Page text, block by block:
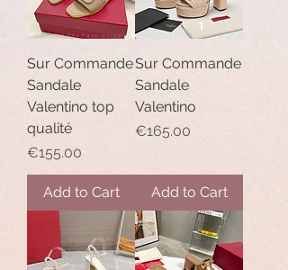
Sur Commande
Sandale
Valentino top
qualité
Price
€155.00
Add to Cart
Sur Commande
Sandale
Valentino
Price
€165.00
Add to Cart